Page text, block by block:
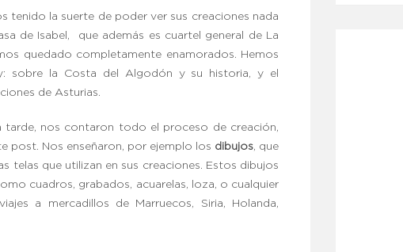
tenido la suerte de poder ver sus creaciones nada
de Isabel, que además es cuartel general de La
quedado completamente enamorados. Hemos
sobre la Costa del Algodón y su historia, y el
de Asturias.
tarde, nos contaron todo el proceso de creación,
post. Nos enseñaron, por ejemplo los dibujos , que
telas que utilizan en sus creaciones. Estos dibujos
cuadros, grabados, acuarelas, loza, o cualquier
a mercadillos de Marruecos, Siria, Holanda,